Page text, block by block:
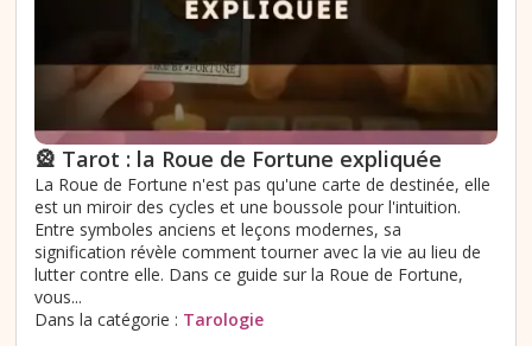
🎡 Tarot : la Roue de Fortune expliquée
La Roue de Fortune n'est pas qu'une carte de destinée, elle
est un miroir des cycles et une boussole pour l'intuition.
Entre symboles anciens et leçons modernes, sa
signification révèle comment tourner avec la vie au lieu de
lutter contre elle. Dans ce guide sur la Roue de Fortune,
vous...
Dans la catégorie : Tarologie